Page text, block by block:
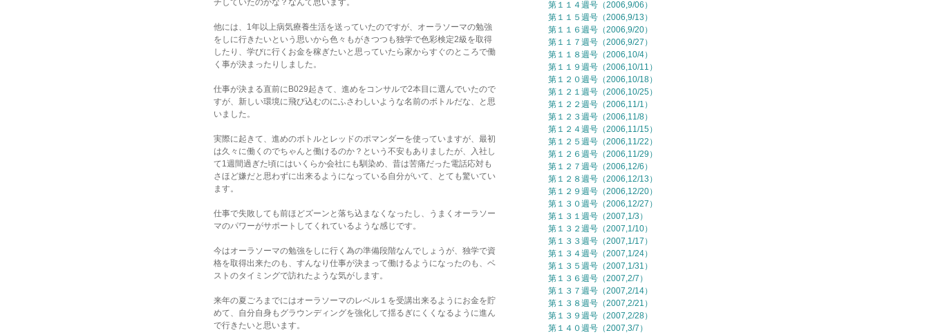
チしていたのかな？なんて思います。
他には、1年以上病気療養生活を送っていたのですが、オーラソーマの勉強
をしに行きたいという思いから色々もがきつつも独学で色彩検定2級を取得
したり、学びに行くお金を稼ぎたいと思っていたら家からすぐのところで働
く事が決まったりしました。
仕事が決まる直前にB029起きて、進めをコンサルで2本目に選んでいたので
すが、新しい環境に飛び込むのにふさわしいような名前のボトルだな、と思
いました。
実際に起きて、進めのボトルとレッドのポマンダーを使っていますが、最初
は久々に働くのでちゃんと働けるのか？という不安もありましたが、入社し
て1週間過ぎた頃にはいくらか会社にも馴染め、昔は苦痛だった電話応対も
さほど嫌だと思わずに出来るようになっている自分がいて、とても驚いてい
ます。
仕事で失敗しても前ほどズーンと落ち込まなくなったし、うまくオーラソー
マのパワーがサポートしてくれているような感じです。
今はオーラソーマの勉強をしに行く為の準備段階なんでしょうが、独学で資
格を取得出来たのも、すんなり仕事が決まって働けるようになったのも、ベ
ストのタイミングで訪れたような気がします。
来年の夏ごろまでにはオーラソーマのレベル１を受講出来るようにお金を貯
めて、自分自身もグラウンディングを強化して揺るぎにくくなるように進ん
で行きたいと思います。
第１１４週号（2006,9/06）
第１１５週号（2006,9/13）
第１１６週号（2006,9/20）
第１１７週号（2006,9/27）
第１１８週号（2006,10/4）
第１１９週号（2006,10/11）
第１２０週号（2006,10/18）
第１２１週号（2006,10/25）
第１２２週号（2006,11/1）
第１２３週号（2006,11/8）
第１２４週号（2006,11/15）
第１２５週号（2006,11/22）
第１２６週号（2006,11/29）
第１２７週号（2006,12/6）
第１２８週号（2006,12/13）
第１２９週号（2006,12/20）
第１３０週号（2006,12/27）
第１３１週号（2007,1/3）
第１３２週号（2007,1/10）
第１３３週号（2007,1/17）
第１３４週号（2007,1/24）
第１３５週号（2007,1/31）
第１３６週号（2007,2/7）
第１３７週号（2007,2/14）
第１３８週号（2007,2/21）
第１３９週号（2007,2/28）
第１４０週号（2007,3/7）